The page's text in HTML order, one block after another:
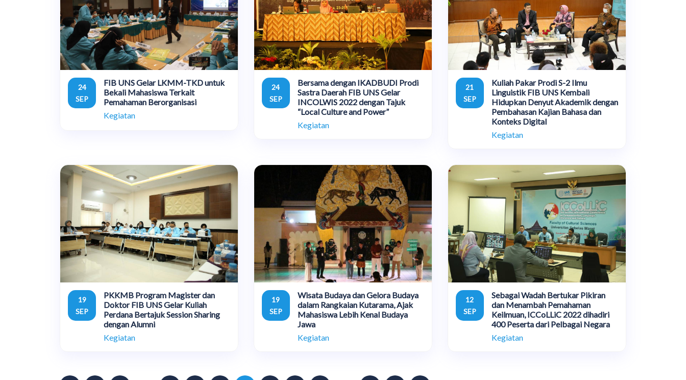
24
SEP
FIB UNS Gelar LKMM-TKD untuk
Bekali Mahasiswa Terkait
Pemahaman Berorganisasi
Kegiatan
24
SEP
Bersama dengan IKADBUDI Prodi
Sastra Daerah FIB UNS Gelar
INCOLWIS 2022 dengan Tajuk
“Local Culture and Power”
Kegiatan
21
SEP
Kuliah Pakar Prodi S-2 Ilmu
Linguistik FIB UNS Kembali
Hidupkan Denyut Akademik dengan
Pembahasan Kajian Bahasa dan
Konteks Digital
Kegiatan
19
SEP
PKKMB Program Magister dan
Doktor FIB UNS Gelar Kuliah
Perdana Bertajuk Session Sharing
dengan Alumni
Kegiatan
19
SEP
Wisata Budaya dan Gelora Budaya
dalam Rangkaian Kutarama, Ajak
Mahasiswa Lebih Kenal Budaya
Jawa
Kegiatan
12
SEP
Sebagai Wadah Bertukar Pikiran
dan Menambah Pemahaman
Keilmuan, ICCoLLiC 2022 dihadiri
400 Peserta dari Pelbagai Negara
Kegiatan